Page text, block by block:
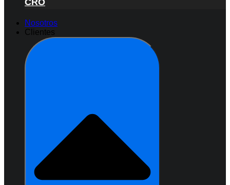
Nosotros
Clientes